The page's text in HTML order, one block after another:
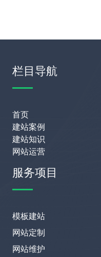
栏目导航
首页
建站案例
建站知识
网站运营
服务项目
模板建站
网站定制
网站维护